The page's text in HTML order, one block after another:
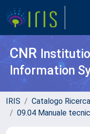
CNR
Information
IRIS Catalogo Ricerca
09.04 Manuale